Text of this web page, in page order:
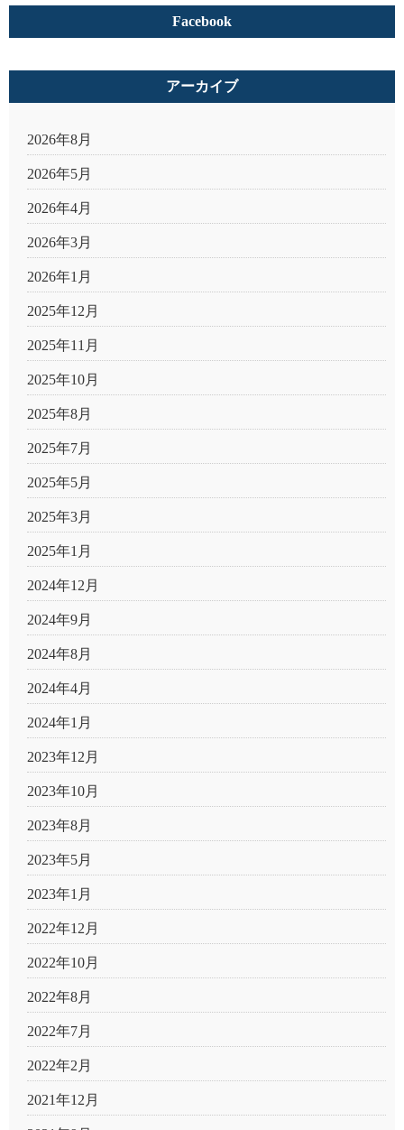
Facebook
アーカイブ
2026年8月
2026年5月
2026年4月
2026年3月
2026年1月
2025年12月
2025年11月
2025年10月
2025年8月
2025年7月
2025年5月
2025年3月
2025年1月
2024年12月
2024年9月
2024年8月
2024年4月
2024年1月
2023年12月
2023年10月
2023年8月
2023年5月
2023年1月
2022年12月
2022年10月
2022年8月
2022年7月
2022年2月
2021年12月